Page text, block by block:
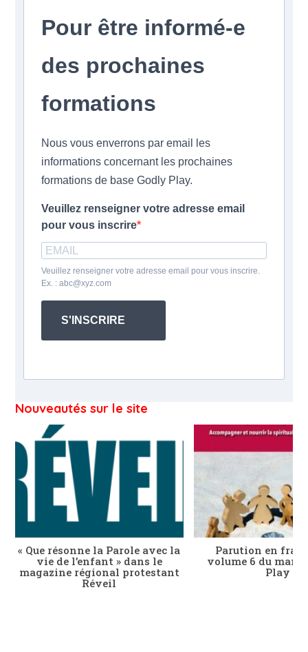
Pour être informé-e
des prochaines
formations
Nous vous enverrons par email les
informations concernant les prochaines
formations de base Godly Play.
Veuillez renseigner votre adresse email
pour vous inscrire
Veuillez renseigner votre adresse email pour vous inscrire.
Ex. : abc@xyz.com
S'INSCRIRE
Nouveautés sur le site
« Que résonne la Parole avec la
vie de l’enfant » dans le
magazine régional protestant
Réveil
Parution en
volume 6 du
Play